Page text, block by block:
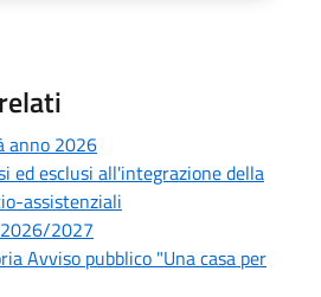
anno 2026
ed esclusi all'integrazione della
assistenziali
2027
Avviso pubblico "Una casa per